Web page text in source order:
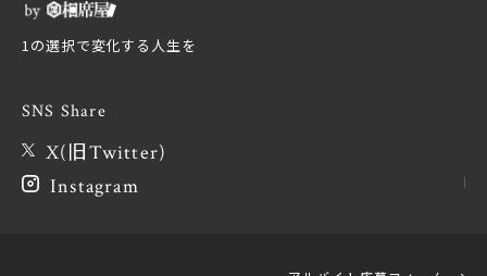
1の選択で変化する人生を
SNS Share
Instagram
X(旧Twitter)